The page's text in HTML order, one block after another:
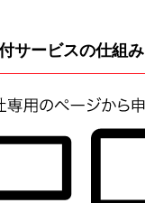
サービスの仕組み